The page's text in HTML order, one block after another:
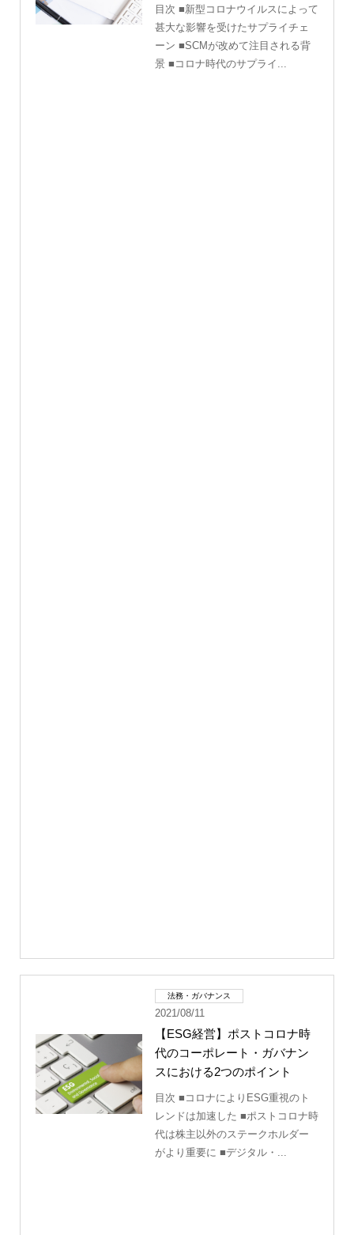
目次 ■新型コロナウイルスによって
甚大な影響を受けたサプライチェ
ーン ■SCMが改めて注目される背
景 ■コロナ時代のサプライ...
法務・ガバナンス
2021/08/11
【ESG経営】ポストコロナ時
代のコーポレート・ガバナン
スにおける2つのポイント
目次 ■コロナによりESG重視のト
レンドは加速した ■ポストコロナ時
代は株主以外のステークホルダー
がより重要に ■デジタル・...